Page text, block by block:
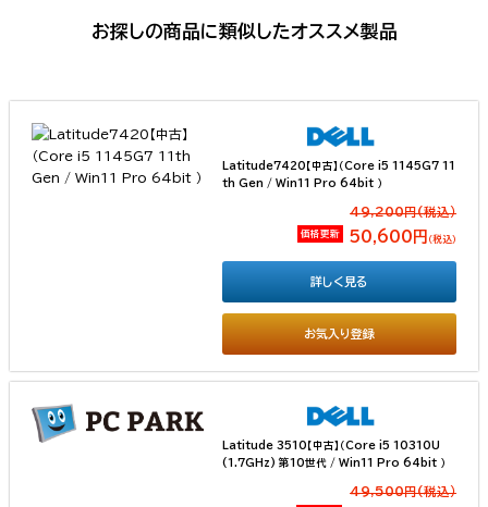
お探しの商品に類似したオススメ製品
Latitude7420【中古】（Core i5 1145G7 11
th Gen / Win11 Pro 64bit ）
49,200円(税込）
価格更新 50,600円 （税込）
お気入り登録
詳しく見る
Latitude 3510【中古】（Core i5 10310U
(1.7GHz) 第10世代 / Win11 Pro 64bit ）
49,500円(税込）